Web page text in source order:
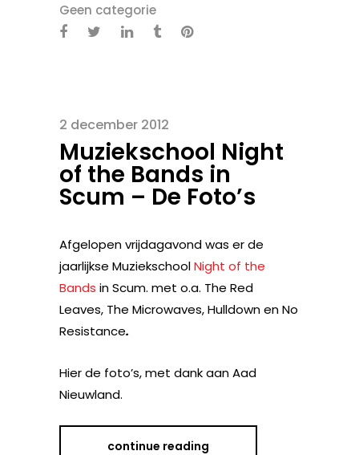
Geen categorie
2 december 2012
Muziekschool Night
of the Bands in
Scum – De Foto’s
Afgelopen vrijdagavond was er de
jaarlijkse MuziekschoolNight of the
Bands in Scum. met o.a. The Red
Leaves, The Microwaves, Hulldown en No
Resistance.
Hier de foto’s, met dank aan Aad
Nieuwland.
continue reading